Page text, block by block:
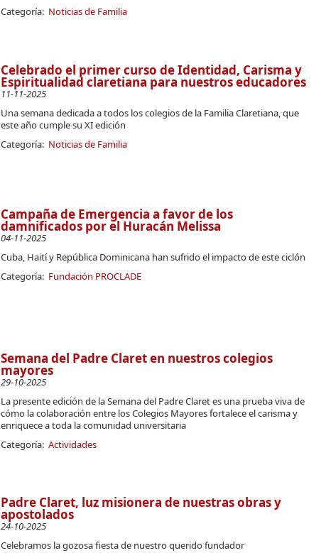
Categoría: Noticias de Familia
Celebrado el primer curso de Identidad, Carisma y
Espiritualidad claretiana para nuestros educadores
11-11-2025
Una semana dedicada a todos los colegios de la Familia Claretiana, que
este año cumple su XI edición
Categoría: Noticias de Familia
Campaña de Emergencia a favor de los
damnificados por el Huracán Melissa
04-11-2025
Cuba, Haití y República Dominicana han sufrido el impacto de este ciclón
Categoría: Fundación PROCLADE
Semana del Padre Claret en nuestros colegios
mayores
29-10-2025
La presente edición de la Semana del Padre Claret es una prueba viva de
cómo la colaboración entre los Colegios Mayores fortalece el carisma y
enriquece a toda la comunidad universitaria
Categoría: Actividades
Padre Claret, luz misionera de nuestras obras y
apostolados
24-10-2025
Celebramos la gozosa fiesta de nuestro querido fundador